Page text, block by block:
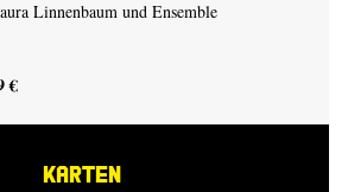
Linnenbaum und Ensemble
€
KARTEN